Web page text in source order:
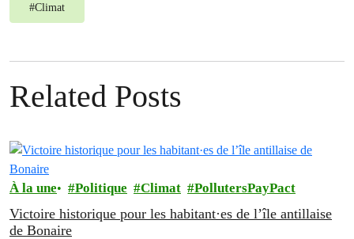
#Climat
Related Posts
À la une Politique Climat PollutersPayPact
Victoire historique pour les habitant·es de l’île antillaise
de Bonaire